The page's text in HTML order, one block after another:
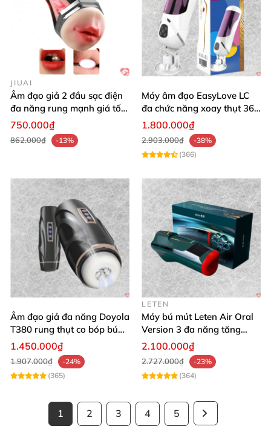
JIUAI
Âm đạo giả 2 đầu sạc điện
đa năng rung mạnh giá tốt
Jiuai
750.000₫
862.000₫ -13%
Máy âm đạo EasyLove LC
đa chức năng xoay thụt 360
độ sạc USB
1.800.000₫
2.903.000₫
-38%
(366)
Âm đạo giả đa năng Doyola
T380 rung thụt co bóp bú
mút tự động
1.450.000₫
1.907.000₫
-24%
(365)
LETEN
Máy bú mút Leten Air Oral
Version 3 đa năng tăng
khoái cảm lên đỉnh
2.100.000₫
2.727.000₫
-23%
(364)
1 2 3 4 5